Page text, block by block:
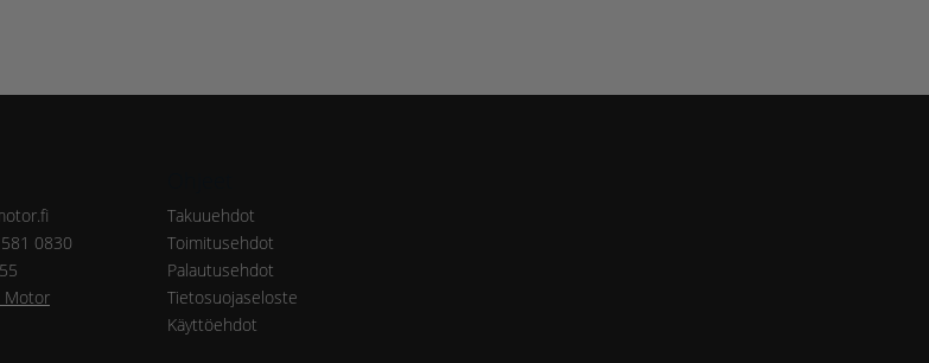
0830
Motor
Takuuehdot
Toimitusehdot
Palautusehdot
Tietosuojaseloste
Käyttöehdot